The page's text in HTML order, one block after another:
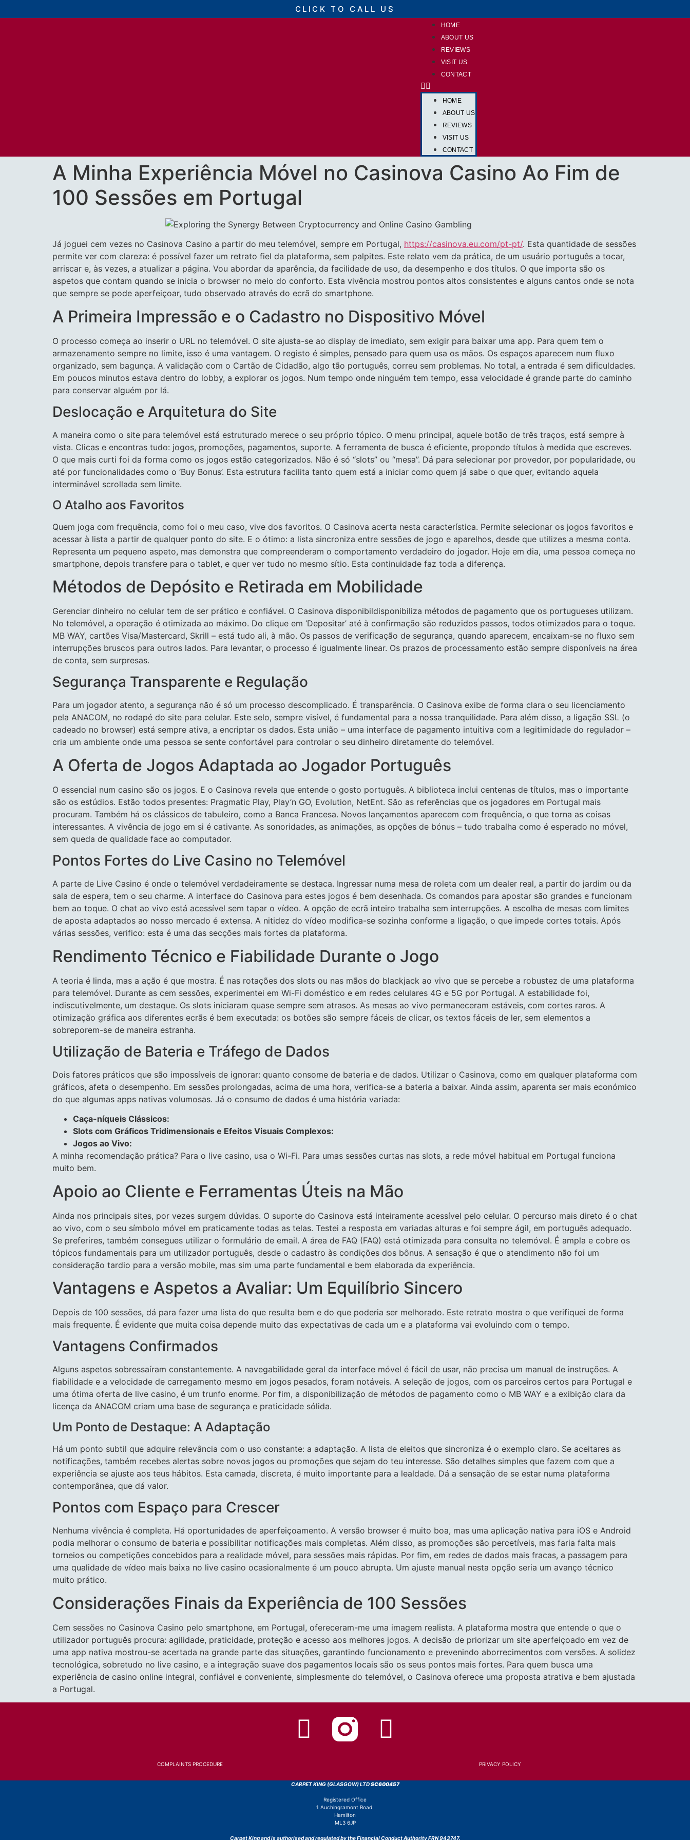
CLICK TO CALL US
HOME
ABOUT US
REVIEWS
VISIT US
CONTACT
HOME
ABOUT US
REVIEWS
VISIT US
CONTACT
A Minha Experiência Móvel no Casinova Casino Ao Fim de
100 Sessões em Portugal
Já joguei cem vezes no Casinova Casino a partir do meu telemóvel, sempre em Portugal, https://casinova.eu.com/pt-pt/. Esta quantidade de sessões
permite ver com clareza: é possível fazer um retrato fiel da plataforma, sem palpites. Este relato vem da prática, de um usuário português a tocar,
arriscar e, às vezes, a atualizar a página. Vou abordar da aparência, da facilidade de uso, da desempenho e dos títulos. O que importa são os
aspetos que contam quando se inicia o browser no meio do conforto. Esta vivência mostrou pontos altos consistentes e alguns cantos onde se nota
que sempre se pode aperfeiçoar, tudo observado através do ecrã do smartphone.
A Primeira Impressão e o Cadastro no Dispositivo Móvel
O processo começa ao inserir o URL no telemóvel. O site ajusta-se ao display de imediato, sem exigir para baixar uma app. Para quem tem o
armazenamento sempre no limite, isso é uma vantagem. O registo é simples, pensado para quem usa os mãos. Os espaços aparecem num fluxo
organizado, sem bagunça. A validação com o Cartão de Cidadão, algo tão português, correu sem problemas. No total, a entrada é sem dificuldades.
Em poucos minutos estava dentro do lobby, a explorar os jogos. Num tempo onde ninguém tem tempo, essa velocidade é grande parte do caminho
para conservar alguém por lá.
Deslocação e Arquitetura do Site
A maneira como o site para telemóvel está estruturado merece o seu próprio tópico. O menu principal, aquele botão de três traços, está sempre à
vista. Clicas e encontras tudo: jogos, promoções, pagamentos, suporte. A ferramenta de busca é eficiente, propondo títulos à medida que escreves.
O que mais curti foi da forma como os jogos estão categorizados. Não é só “slots” ou “mesa”. Dá para selecionar por provedor, por popularidade, ou
até por funcionalidades como o ‘Buy Bonus’. Esta estrutura facilita tanto quem está a iniciar como quem já sabe o que quer, evitando aquela
interminável scrollada sem limite.
O Atalho aos Favoritos
Quem joga com frequência, como foi o meu caso, vive dos favoritos. O Casinova acerta nesta característica. Permite selecionar os jogos favoritos e
acessar à lista a partir de qualquer ponto do site. E o ótimo: a lista sincroniza entre sessões de jogo e aparelhos, desde que utilizes a mesma conta.
Representa um pequeno aspeto, mas demonstra que compreenderam o comportamento verdadeiro do jogador. Hoje em dia, uma pessoa começa no
smartphone, depois transfere para o tablet, e quer ver tudo no mesmo sítio. Esta continuidade faz toda a diferença.
Métodos de Depósito e Retirada em Mobilidade
Gerenciar dinheiro no celular tem de ser prático e confiável. O Casinova disponibildisponibiliza métodos de pagamento que os portugueses utilizam.
No telemóvel, a operação é otimizada ao máximo. Do clique em ‘Depositar’ até à confirmação são reduzidos passos, todos otimizados para o toque.
MB WAY, cartões Visa/Mastercard, Skrill – está tudo ali, à mão. Os passos de verificação de segurança, quando aparecem, encaixam-se no fluxo sem
interrupções bruscos para outros lados. Para levantar, o processo é igualmente linear. Os prazos de processamento estão sempre disponíveis na área
de conta, sem surpresas.
Segurança Transparente e Regulação
Para um jogador atento, a segurança não é só um processo descomplicado. É transparência. O Casinova exibe de forma clara o seu licenciamento
pela ANACOM, no rodapé do site para celular. Este selo, sempre visível, é fundamental para a nossa tranquilidade. Para além disso, a ligação SSL (o
cadeado no browser) está sempre ativa, a encriptar os dados. Esta união – uma interface de pagamento intuitiva com a legitimidade do regulador –
cria um ambiente onde uma pessoa se sente confortável para controlar o seu dinheiro diretamente do telemóvel.
A Oferta de Jogos Adaptada ao Jogador Português
O essencial num casino são os jogos. E o Casinova revela que entende o gosto português. A biblioteca inclui centenas de títulos, mas o importante
são os estúdios. Estão todos presentes: Pragmatic Play, Play’n GO, Evolution, NetEnt. São as referências que os jogadores em Portugal mais
procuram. Também há os clássicos de tabuleiro, como a Banca Francesa. Novos lançamentos aparecem com frequência, o que torna as coisas
interessantes. A vivência de jogo em si é cativante. As sonoridades, as animações, as opções de bónus – tudo trabalha como é esperado no móvel,
sem queda de qualidade face ao computador.
Pontos Fortes do Live Casino no Telemóvel
A parte de Live Casino é onde o telemóvel verdadeiramente se destaca. Ingressar numa mesa de roleta com um dealer real, a partir do jardim ou da
sala de espera, tem o seu charme. A interface do Casinova para estes jogos é bem desenhada. Os comandos para apostar são grandes e funcionam
bem ao toque. O chat ao vivo está acessível sem tapar o vídeo. A opção de ecrã inteiro trabalha sem interrupções. A escolha de mesas com limites
de aposta adaptados ao nosso mercado é extensa. A nitidez do vídeo modifica-se sozinha conforme a ligação, o que impede cortes totais. Após
várias sessões, verifico: esta é uma das secções mais fortes da plataforma.
Rendimento Técnico e Fiabilidade Durante o Jogo
A teoria é linda, mas a ação é que mostra. É nas rotações dos slots ou nas mãos do blackjack ao vivo que se percebe a robustez de uma plataforma
para telemóvel. Durante as cem sessões, experimentei em Wi-Fi doméstico e em redes celulares 4G e 5G por Portugal. A estabilidade foi,
indiscutivelmente, um destaque. Os slots iniciaram quase sempre sem atrasos. As mesas ao vivo permaneceram estáveis, com cortes raros. A
otimização gráfica aos diferentes ecrãs é bem executada: os botões são sempre fáceis de clicar, os textos fáceis de ler, sem elementos a
sobreporem-se de maneira estranha.
Utilização de Bateria e Tráfego de Dados
Dois fatores práticos que são impossíveis de ignorar: quanto consome de bateria e de dados. Utilizar o Casinova, como em qualquer plataforma com
gráficos, afeta o desempenho. Em sessões prolongadas, acima de uma hora, verifica-se a bateria a baixar. Ainda assim, aparenta ser mais económico
do que algumas apps nativas volumosas. Já o consumo de dados é uma história variada:
Caça-níqueis Clássicos:
Slots com Gráficos Tridimensionais e Efeitos Visuais Complexos:
Jogos ao Vivo:
A minha recomendação prática? Para o live casino, usa o Wi-Fi. Para umas sessões curtas nas slots, a rede móvel habitual em Portugal funciona
muito bem.
Apoio ao Cliente e Ferramentas Úteis na Mão
Ainda nos principais sites, por vezes surgem dúvidas. O suporte do Casinova está inteiramente acessível pelo celular. O percurso mais direto é o chat
ao vivo, com o seu símbolo móvel em praticamente todas as telas. Testei a resposta em variadas alturas e foi sempre ágil, em português adequado.
Se preferires, também consegues utilizar o formulário de email. A área de FAQ (FAQ) está otimizada para consulta no telemóvel. É ampla e cobre os
tópicos fundamentais para um utilizador português, desde o cadastro às condições dos bônus. A sensação é que o atendimento não foi um
consideração tardio para a versão mobile, mas sim uma parte fundamental e bem elaborada da experiência.
Vantagens e Aspetos a Avaliar: Um Equilíbrio Sincero
Depois de 100 sessões, dá para fazer uma lista do que resulta bem e do que poderia ser melhorado. Este retrato mostra o que verifiquei de forma
mais frequente. É evidente que muita coisa depende muito das expectativas de cada um e a plataforma vai evoluindo com o tempo.
Vantagens Confirmados
Alguns aspetos sobressaíram constantemente. A navegabilidade geral da interface móvel é fácil de usar, não precisa um manual de instruções. A
fiabilidade e a velocidade de carregamento mesmo em jogos pesados, foram notáveis. A seleção de jogos, com os parceiros certos para Portugal e
uma ótima oferta de live casino, é um trunfo enorme. Por fim, a disponibilização de métodos de pagamento como o MB WAY e a exibição clara da
licença da ANACOM criam uma base de segurança e praticidade sólida.
Um Ponto de Destaque: A Adaptação
Há um ponto subtil que adquire relevância com o uso constante: a adaptação. A lista de eleitos que sincroniza é o exemplo claro. Se aceitares as
notificações, também recebes alertas sobre novos jogos ou promoções que sejam do teu interesse. São detalhes simples que fazem com que a
experiência se ajuste aos teus hábitos. Esta camada, discreta, é muito importante para a lealdade. Dá a sensação de se estar numa plataforma
contemporânea, que dá valor.
Pontos com Espaço para Crescer
Nenhuma vivência é completa. Há oportunidades de aperfeiçoamento. A versão browser é muito boa, mas uma aplicação nativa para iOS e Android
podia melhorar o consumo de bateria e possibilitar notificações mais completas. Além disso, as promoções são percetíveis, mas faria falta mais
torneios ou competições concebidos para a realidade móvel, para sessões mais rápidas. Por fim, em redes de dados mais fracas, a passagem para
uma qualidade de vídeo mais baixa no live casino ocasionalmente é um pouco abrupta. Um ajuste manual nesta opção seria um avanço técnico
muito prático.
Considerações Finais da Experiência de 100 Sessões
Cem sessões no Casinova Casino pelo smartphone, em Portugal, ofereceram-me uma imagem realista. A plataforma mostra que entende o que o
utilizador português procura: agilidade, praticidade, proteção e acesso aos melhores jogos. A decisão de priorizar um site aperfeiçoado em vez de
uma app nativa mostrou-se acertada na grande parte das situações, garantindo funcionamento e prevenindo aborrecimentos com versões. A solidez
tecnológica, sobretudo no live casino, e a integração suave dos pagamentos locais são os seus pontos mais fortes. Para quem busca uma
experiência de casino online integral, confiável e conveniente, simplesmente do telemóvel, o Casinova oferece uma proposta atrativa e bem ajustada
a Portugal.
COMPLAINTS PROCEDURE PRIVACY POLICY
CARPET KING (GLASGOW) LTDSC600457
Registered Office
1 Auchingramont Road
Hamilton
ML3 6JP
Carpet King and is authorised and regulated by the Financial Conduct Authority FRN 943747.